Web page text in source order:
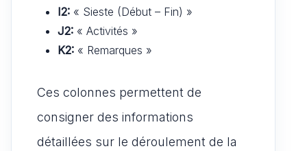
I2: « Sieste (Début – Fin) »
J2: « Activités »
K2: « Remarques »
Ces colonnes permettent de
consigner des informations
détaillées sur le déroulement de la